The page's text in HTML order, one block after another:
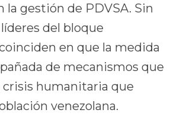
la gestión de PDVSA. Sin
del bloque
en que la medida
de mecanismos que
crisis humanitaria que
venezolana.